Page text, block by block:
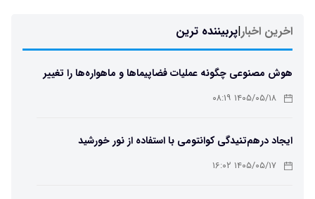
اخرین اخبار|پربیننده ترین
هوش مصنوعی چگونه عملیات فضاپیماها و ماهواره‌ها را تغییر
می‌دهد؟
۱۴۰۵/۰۵/۱۸ ۰۸:۱۹
ایجاد درهم‌تنیدگی کوانتومی با استفاده از نور خورشید
۱۴۰۵/۰۵/۱۷ ۱۶:۰۲